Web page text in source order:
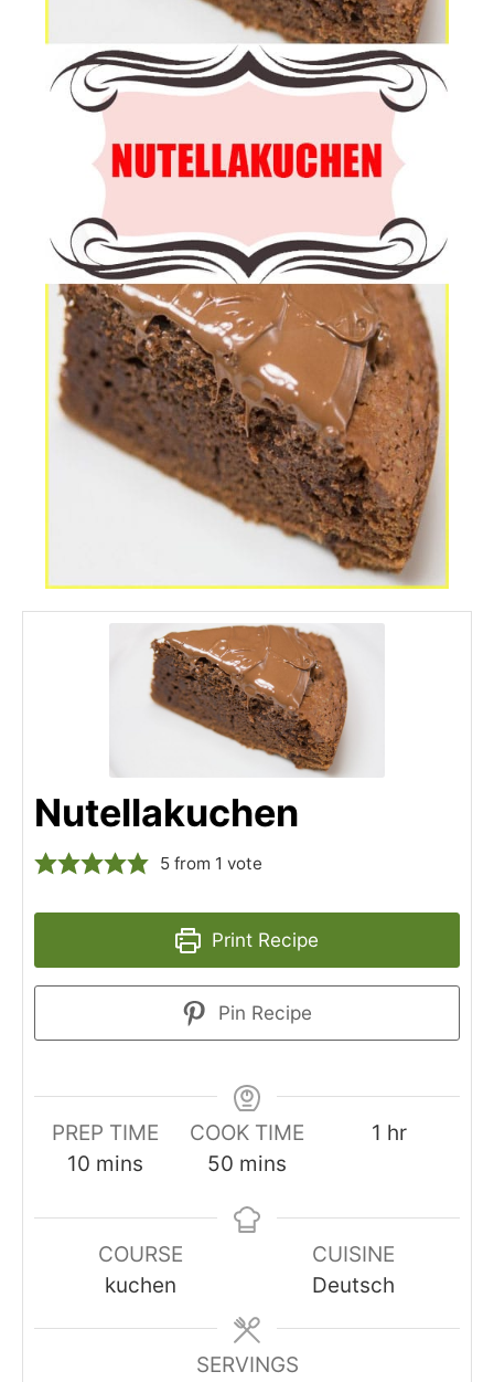
Nutellakuchen
5 from 1 vote
Print Recipe
Pin Recipe
PREP TIME
10minutes
mins
COOK TIME
50 minutes
mins
1 hour
hr
COURSE
kuchen
CUISINE
Deutsch
SERVINGS